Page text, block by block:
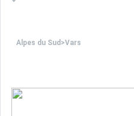
Alpes du Sud >Vars